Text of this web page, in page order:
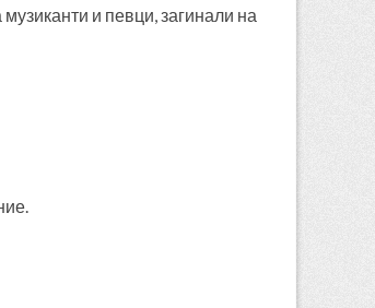
и певци, загинали на